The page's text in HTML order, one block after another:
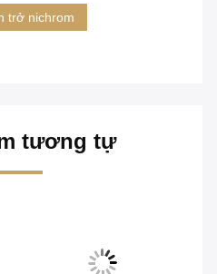
trở nichrom
tương tự